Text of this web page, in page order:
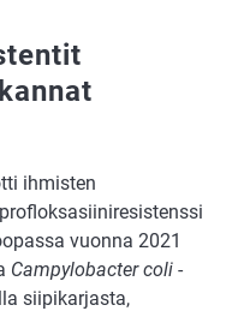
ihmisten
vuonna 2021
Campylobacter coli -
siipikarjasta,